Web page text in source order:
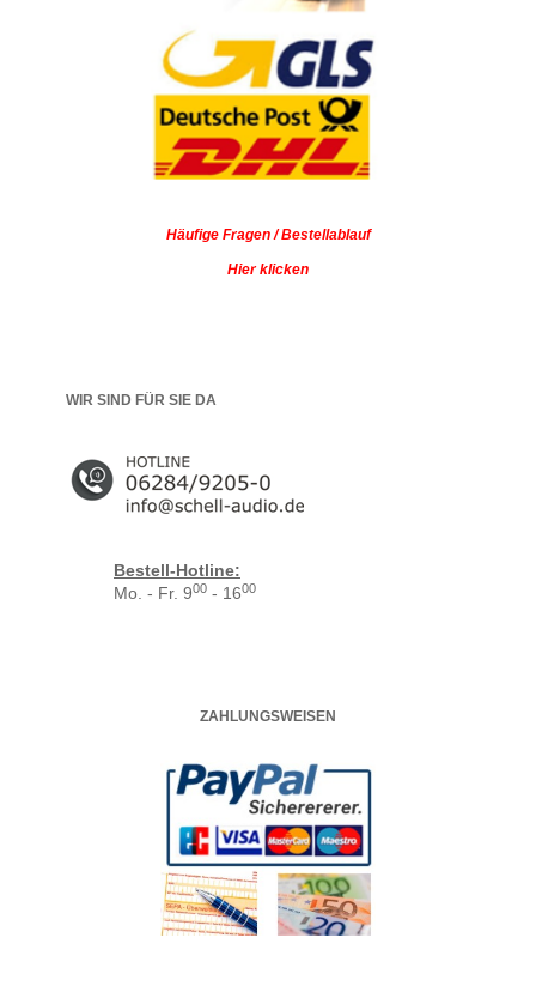
Häufige Fragen / Bestellablauf
Hier klicken
WIR SIND FÜR SIE DA
Bestell-Hotline:
Mo. - Fr. 900 - 1600
ZAHLUNGSWEISEN